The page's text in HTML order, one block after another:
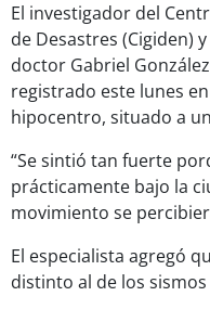
El investigador del
de Desastres (Cigiden)
doctor Gabriel
registrado este lunes
hipocentro, situado a
“Se sintió tan fuerte
prácticamente bajo la
movimiento se
El especialista agregó
distinto al de los